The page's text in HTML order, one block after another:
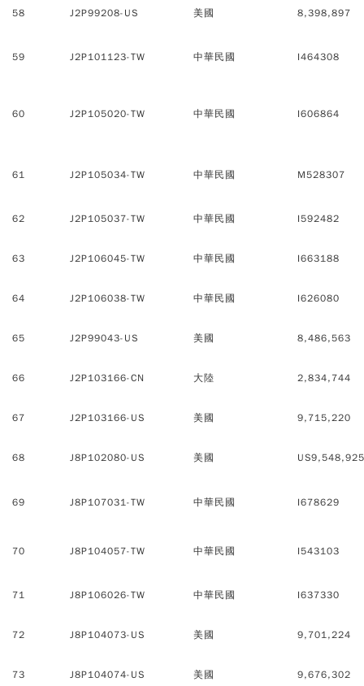
58 J2P99208-US 美國 8,398,897
59 J2P101123-TW 中華民國 I464308
60 J2P105020-TW 中華民國 I606864
61 J2P105034-TW 中華民國 M528307
62 J2P105037-TW 中華民國 I592482
63 J2P106045-TW 中華民國 I663188
64 J2P106038-TW 中華民國 I626080
65 J2P99043-US 美國 8,486,563
66 J2P103166-CN 大陸 2,834,744
67 J2P103166-US 美國 9,715,220
68 J8P102080-US 美國 US9,548,925
69 J8P107031-TW 中華民國 I678629
70 J8P104057-TW 中華民國 I543103
71 J8P106026-TW 中華民國 I637330
72 J8P104073-US 美國 9,701,224
73 J8P104074-US 美國 9,676,302